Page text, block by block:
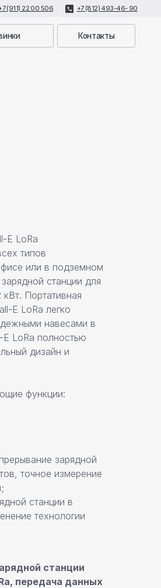
+7 (812) 493-46- 90
Контакты
E LoRa
типов
или в подземном
станции для
Портативная
E LoRa легко
навесами в
E LoRa полностью
дизайн и
функции:
зарядной
точное измерение
станции в
технологии
станции
передача данных